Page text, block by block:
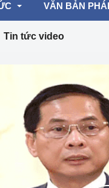
Hoạt
Hoạt động
Hoạt động
Công nghiệp,
vụ Việt Nam 2026
57
của Bộ trưởng
- Công luận
Họp báo
VĂN BẢN
Văn bản pháp
Văn bản điều
Văn bản hợp
Tin tức video